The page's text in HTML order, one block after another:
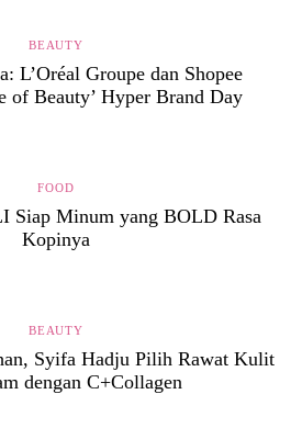
BEAUTY
L’Oréal Groupe dan Shopee
of Beauty’ Hyper Brand Day
FOOD
Siap Minum yang BOLD Rasa
Kopinya
BEAUTY
Syifa Hadju Pilih Rawat Kulit
dengan C+Collagen